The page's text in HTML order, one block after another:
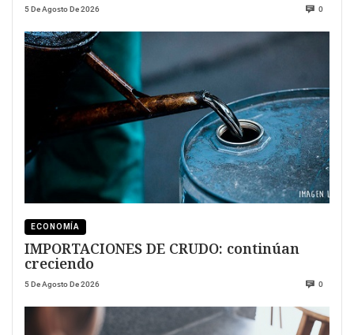
5 De Agosto De 2026 0
ECONOMÍA
IMPORTACIONES DE CRUDO: continúan
creciendo
5 De Agosto De 2026 0